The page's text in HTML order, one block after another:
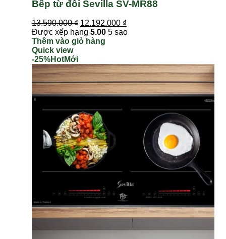
Bếp từ đôi Sevilla SV-MR88
13.590.000₫ 12.192.000 ₫
Được xếp hạng 5.00 5 sao
Thêm vào giỏ hàng
Quick view
-25%HotMới